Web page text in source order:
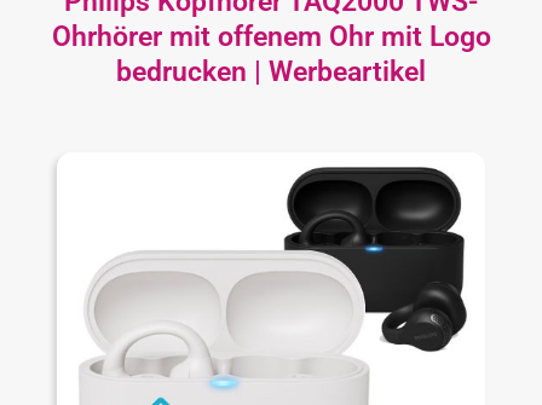
Ohrhörer mit offenem Ohr mit Logo
bedrucken | Werbeartikel